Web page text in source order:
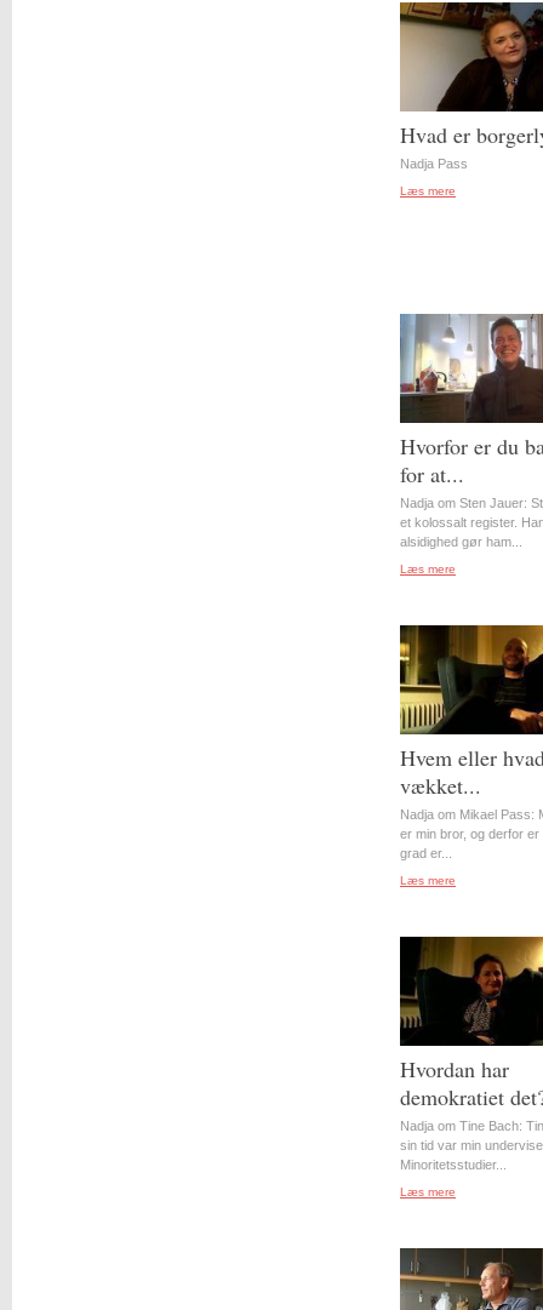
Hvad er
Nadja Pass
Læs mere
Hvorfor er du
for at...
Nadja om Sten Jauer:
et kolossalt register.
alsidighed gør ham...
Læs mere
Hvem eller
vækket...
Nadja om Mikael Pass:
er min bror, og derfor er
grad er...
Læs mere
Hvordan har
demokratiet
Nadja om Tine Bach:
sin tid var min
Minoritetsstudier...
Læs mere